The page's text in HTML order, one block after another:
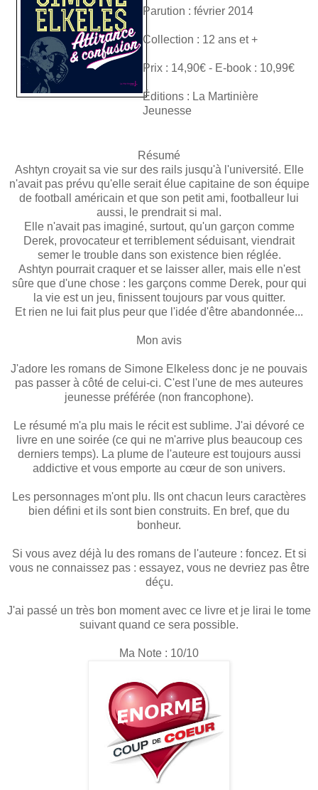
Parution : février 2014
Collection : 12 ans et +
Prix : 14,90€ - E-book : 10,99€
Éditions : La Martinière
Jeunesse
Résumé
Ashtyn croyait sa vie sur des rails jusqu'à l'université. Elle
n'avait pas prévu qu'elle serait élue capitaine de son équipe
de football américain et que son petit ami, footballeur lui
aussi, le prendrait si mal.
Elle n'avait pas imaginé, surtout, qu'un garçon comme
Derek, provocateur et terriblement séduisant, viendrait
semer le trouble dans son existence bien réglée.
Ashtyn pourrait craquer et se laisser aller, mais elle n'est
sûre que d'une chose : les garçons comme Derek, pour qui
la vie est un jeu, finissent toujours par vous quitter.
Et rien ne lui fait plus peur que l'idée d'être abandonnée...
Mon avis
J'adore les romans de Simone Elkeless donc je ne pouvais
pas passer à côté de celui-ci. C'est l'une de mes auteures
jeunesse préférée (non francophone).
Le résumé m'a plu mais le récit est sublime. J'ai dévoré ce
livre en une soirée (ce qui ne m'arrive plus beaucoup ces
derniers temps). La plume de l'auteure est toujours aussi
addictive et vous emporte au cœur de son univers.
Les personnages m'ont plu. Ils ont chacun leurs caractères
bien défini et ils sont bien construits. En bref, que du
bonheur.
Si vous avez déjà lu des romans de l'auteure : foncez. Et si
vous ne connaissez pas : essayez, vous ne devriez pas être
déçu.
J'ai passé un très bon moment avec ce livre et je lirai le tome
suivant quand ce sera possible.
Ma Note : 10/10